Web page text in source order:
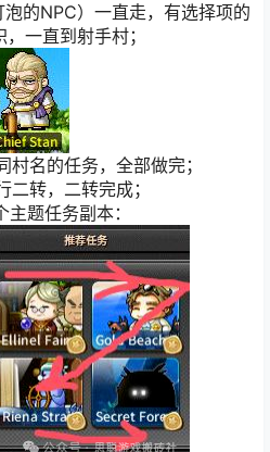
的NPC）一直走，有选择项的
一直到射手村；
名的任务，全部做完；
转，二转完成；
题任务副本：